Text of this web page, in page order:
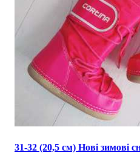
31-32 (20,5 см) Нові зимові